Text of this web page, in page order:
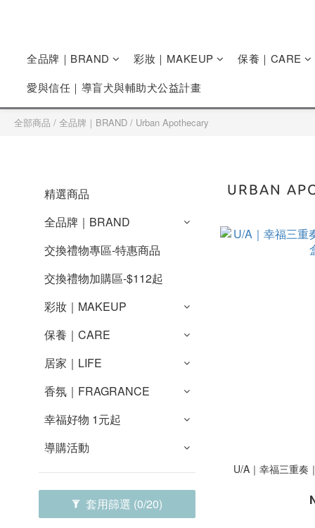
全品牌｜BRAND 彩妝｜MAKEUP 保養｜CARE
愛與信任｜導盲犬與輔助犬公益計畫
全部商品 / 全品牌｜BRAND / Urban Apothecary
精選商品
全品牌｜BRAND
交換禮物專區-特惠商品
交換禮物加購區-$112起
彩妝｜MAKEUP
保養｜CARE
居家｜LIFE
香氛｜FRAGRANCE
幸福好物 1元起
導購活動
套用篩選 (0/20)
URBAN
U/A｜幸福三重奏